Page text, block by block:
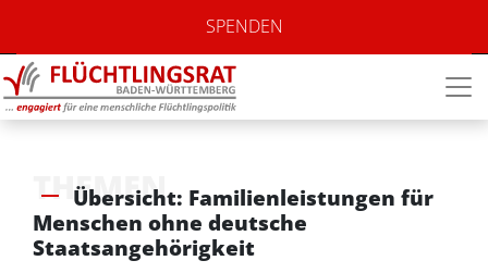
SPENDEN
THEMEN
Übersicht: Familienleistungen für
Menschen ohne deutsche
Staatsangehörigkeit